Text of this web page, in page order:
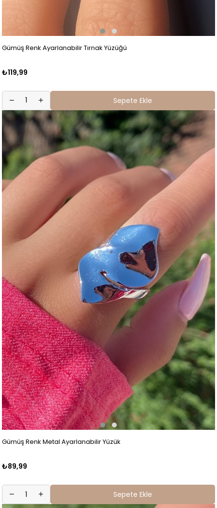
Gümüş Renk Ayarlanabilir Tırnak Yüzüğü
₺119,99
Sepete Ekle
Gümüş Renk Metal Ayarlanabilir Yüzük
₺89,99
Sepete Ekle